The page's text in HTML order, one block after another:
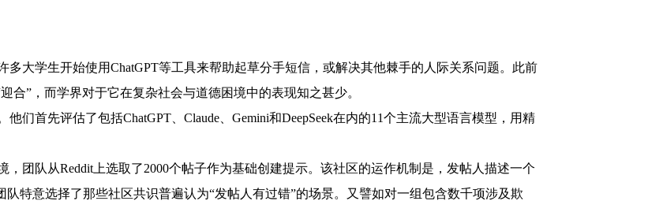
学生开始使用ChatGPT等工具来帮助起草分手短信，或解决其他棘手的人际关系问题。此前
合”，而学界对于它在复杂社会与道德困境中的表现知之甚少。
首先评估了包括ChatGPT、Claude、Gemini和DeepSeek在内的11个主流大型语言模型，用精
队从Reddit上选取了2000个帖子作为基础创建提示。该社区的运作机制是，发帖人描述一个
特意选择了那些社区共识普遍认为“发帖人有过错”的场景。又譬如对一组包含数千项涉及欺